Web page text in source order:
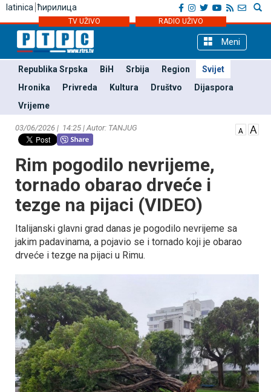
latinica ћирилица
TV UŽIVO RADIO UŽIVO
Meni
Republika Srpska BiH Srbija Region
Svijet
Hronika
Privreda Kultura Društvo
Dijaspora
Vrijeme
03/06/2026 | 14:25 | Autor: TANЈUG
Rim pogodilo nevrijeme,
tornado obarao drveće i
tezge na pijaci (VIDEO)
Italijanski glavni grad danas je pogodilo nevrijeme sa
jakim padavinama, a pojavio se i tornado koji je obarao
drveće i tezge na pijaci u Rimu.